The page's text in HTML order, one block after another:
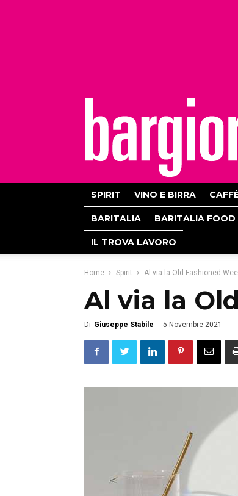
SPIRIT VINO E BIRRA
BARITALIA BARITALIA FOOD
IL TROVA LAVORO
Home Spirit Al via la Old Fashioned
Al via la
Di Giuseppe Stabile - 5 Novembre 2021